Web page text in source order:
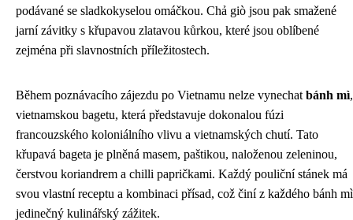
podávané se sladkokyselou omáčkou. Chả giò jsou pak smažené
jarní závitky s křupavou zlatavou kůrkou, které jsou oblíbené
zejména při slavnostních příležitostech.
Během poznávacího zájezdu po Vietnamu nelze vynechat bánh mì,
vietnamskou bagetu, která představuje dokonalou fúzi
francouzského koloniálního vlivu a vietnamských chutí. Tato
křupavá bageta je plněná masem, paštikou, naloženou zeleninou,
čerstvou koriandrem a chilli papričkami. Každý pouliční stánek má
svou vlastní receptu a kombinaci přísad, což činí z každého bánh mì
jedinečný kulinářský zážitek.